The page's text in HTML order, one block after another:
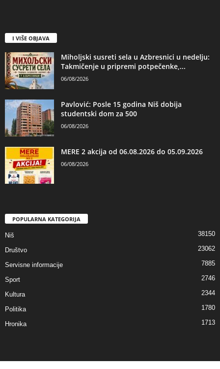
I VIŠE OBJAVA
Miholjski susreti sela u Azbresnici u nedelju:
Takmičenje u pripremi potpečenke,...
06/08/2026
Pavlović: Posle 15 godina Niš dobija
studentski dom za 500
06/08/2026
MERE 2 akcija od 06.08.2026 do 05.09.2026
06/08/2026
POPULARNA KATEGORIJA
Niš 38150
Društvo 23062
Servisne informacije 7885
Sport 2746
Kultura 2344
Politika 1780
Hronika 1713